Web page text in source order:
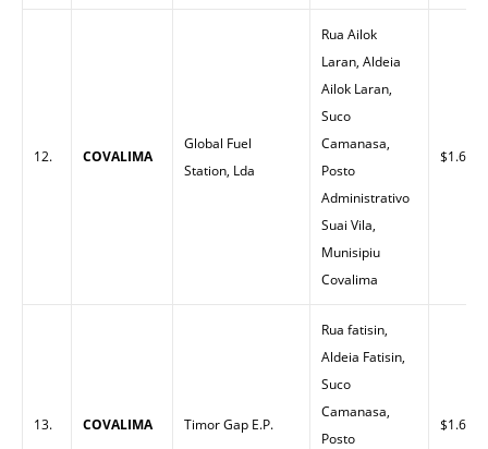
12. COVALIMA
Global Fuel
Station, Lda
Rua Ailok
Laran, Aldeia
Ailok Laran,
Suco
Camanasa,
Posto
Administrativo
Suai Vila,
Munisipiu
Covalima
$1.65
13. COVALIMA Timor Gap E.P.
Rua fatisin,
Aldeia Fatisin,
Suco
Camanasa,
Posto
$1.63